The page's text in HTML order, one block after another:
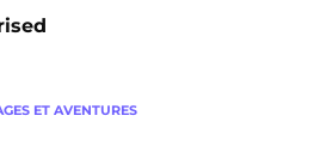
ET AVENTURES